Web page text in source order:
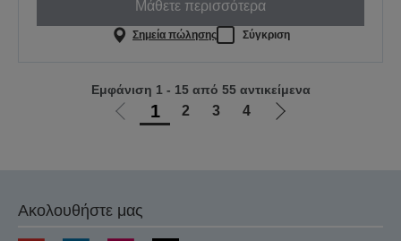
Μάθετε περισσότερα
Σημεία πώλησης Σύγκριση
Μετάβαση
1 2 3 4
Μετάβαση
Εμφάνιση 1 - 15 από 55 αντικείμενα
Ακολουθήστε μας